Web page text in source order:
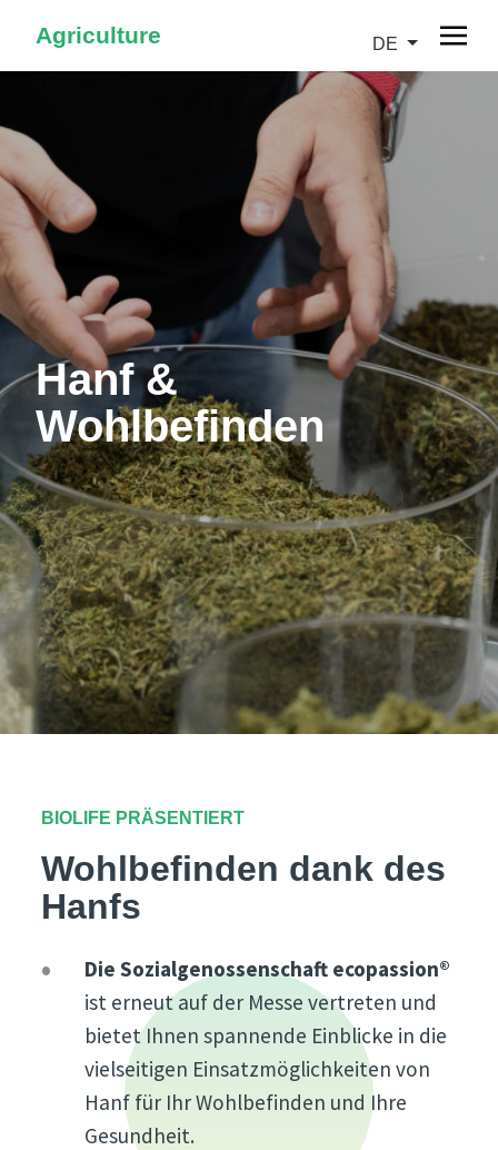
Agriculture DE
Hanf &
Wohlbefinden
BIOLIFE PRÄSENTIERT
Wohlbefinden dank des
Hanfs
Die Sozialgenossenschaft ecopassion®
ist erneut auf der Messe vertreten und
bietet Ihnen spannende Einblicke in die
vielseitigen Einsatzmöglichkeiten von
Hanf für Ihr Wohlbefinden und Ihre
Gesundheit.